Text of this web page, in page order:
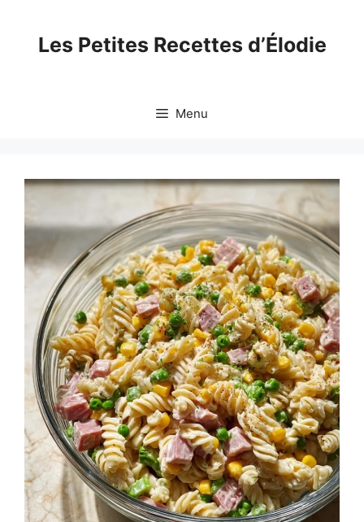
contentLes Petites Recettes d’Élodie
Menu